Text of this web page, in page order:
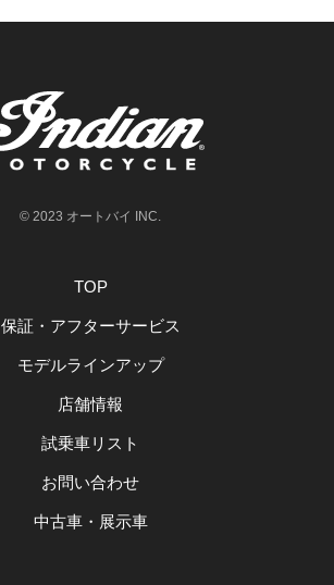
© 2023 オートバイ INC.
TOP
保証・アフターサービス
モデルラインアップ
店舗情報
試乗車リスト
お問い合わせ
中古車・展示車